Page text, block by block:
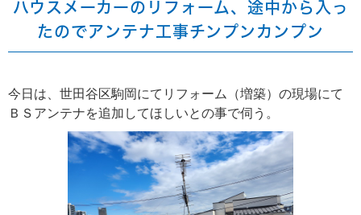
ハウスメーカーのリフォーム、途中から入っ
たのでアンテナ工事チンプンカンプン
今日は、世田谷区駒岡にてリフォーム（増築）の現場にて
ＢＳアンテナを追加してほしいとの事で伺う。